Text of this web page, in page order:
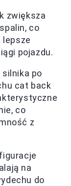
zwiększa
co
lepsze
pojazdu.
silnika po
cat back
co
z
na
do